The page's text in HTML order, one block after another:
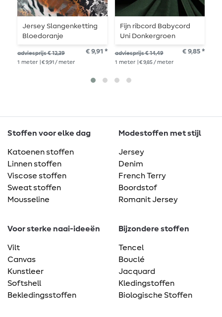
Jersey Slangenketting
Bloedoranje
adviesprijs € 12,39 € 9,91 *
1 meter | € 9,91 / meter
Fijn ribcord Babycord
Uni Donkergroen
adviesprijs € 14,49 € 9,85 *
1 meter | € 9,85 / meter
Stoffen voor elke dag
Katoenen stoffen
Linnen stoffen
Viscose stoffen
Sweat stoffen
Mousseline
Modestoffen met stijl
Jersey
Denim
French Terry
Boordstof
Romanit Jersey
Voor sterke naai-ideeën
Vilt
Canvas
Kunstleer
Softshell
Bekledingsstoffen
Bijzondere stoffen
Tencel
Bouclé
Jacquard
Kledingstoffen
Biologische Stoffen